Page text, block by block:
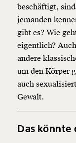
beschäftigt,
jemanden
gibt es? Wie
eigentlich?
andere
um den Körper
auch
Gewalt.
Das könnte